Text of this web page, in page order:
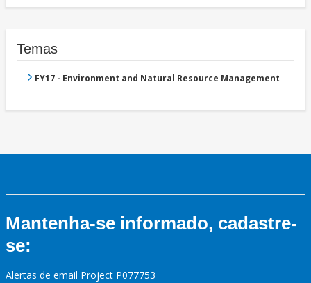
Temas
FY17 - Environment and Natural Resource Management
Mantenha-se informado, cadastre-
se:
Alertas de email Project P077753